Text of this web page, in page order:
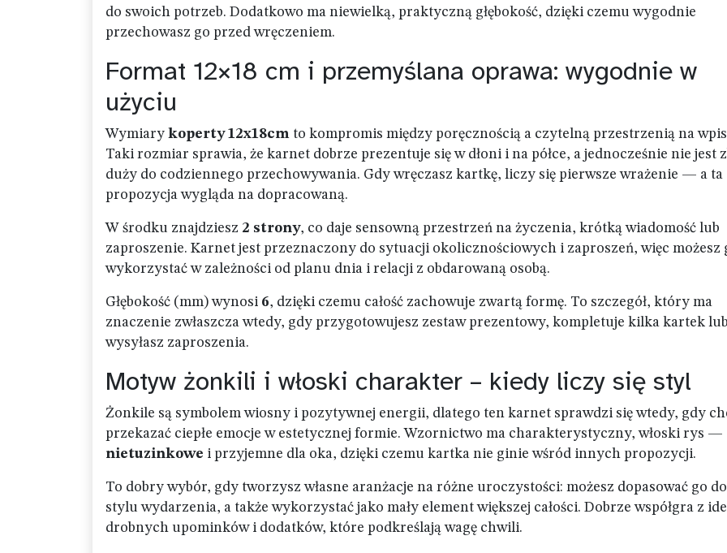
do swoich potrzeb. Dodatkowo ma niewielką, praktyczną głębokość, dzięki czemu wygodnie
przechowasz go przed wręczeniem.
Format 12×18 cm i przemyślana oprawa: wygodnie w
użyciu
Wymiary koperty 12x18cm to kompromis między poręcznością a czytelną przestrzenią na
Taki rozmiar sprawia, że karnet dobrze prezentuje się w dłoni i na półce, a jednocześnie nie jest
duży do codziennego przechowywania. Gdy wręczasz kartkę, liczy się pierwsze wrażenie — a ta
propozycja wygląda na dopracowaną.
W środku znajdziesz 2 strony, co daje sensowną przestrzeń na życzenia, krótką wiadomość lub
zaproszenie. Karnet jest przeznaczony do sytuacji okolicznościowych i zaproszeń, więc możesz
wykorzystać w zależności od planu dnia i relacji z obdarowaną osobą.
Głębokość (mm) wynosi 6, dzięki czemu całość zachowuje zwartą formę. To szczegół, który ma
znaczenie zwłaszcza wtedy, gdy przygotowujesz zestaw prezentowy, kompletuje kilka kartek lub
wysyłasz zaproszenia.
Motyw żonkili i włoski charakter – kiedy liczy się styl
Żonkile są symbolem wiosny i pozytywnej energii, dlatego ten karnet sprawdzi się wtedy, gdy
przekazać ciepłe emocje w estetycznej formie. Wzornictwo ma charakterystyczny, włoski rys —
nietuzinkowe i przyjemne dla oka, dzięki czemu kartka nie ginie wśród innych propozycji.
To dobry wybór, gdy tworzysz własne aranżacje na różne uroczystości: możesz dopasować go do
stylu wydarzenia, a także wykorzystać jako mały element większej całości. Dobrze współgra z
drobnych upominków i dodatków, które podkreślają wagę chwili.